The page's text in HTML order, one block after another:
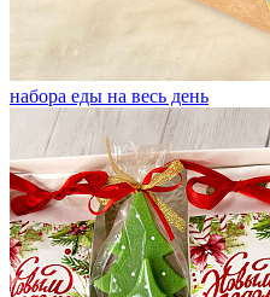
набора еды на весь день